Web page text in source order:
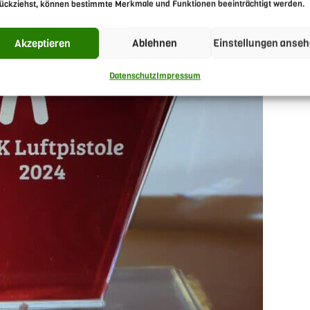
können bestimmte Merkmale und Funktionen beeinträchtigt werden.
Akzeptieren Ablehnen Einstellungen
DatenschutzImpressum